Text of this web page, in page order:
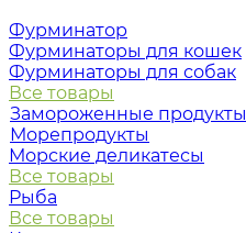
Фурминатор
Фурминаторы для кошек
Фурминаторы для собак
Все товары
Замороженные продукты
Морепродукты
Морские деликатесы
Все товары
Рыба
Все товары